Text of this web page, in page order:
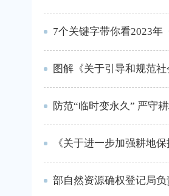
7个关键字带你看2023年
图解《关于引导和规范
防范“临时变永久” 严守
《关于进一步加强耕地
部自然资源确权登记局